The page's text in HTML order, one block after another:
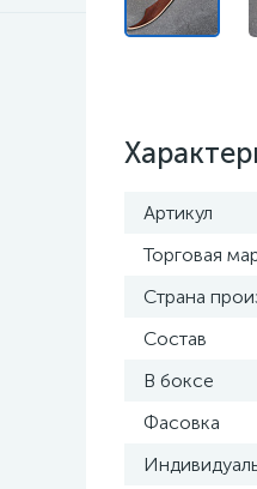
Артикул
Торговая
Страна
Состав
В боксе
Фасовка